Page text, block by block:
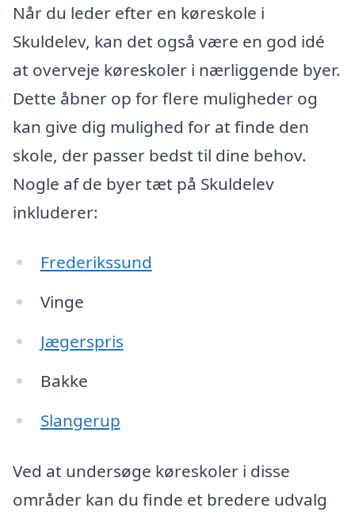
Når du leder efter en køreskole i
Skuldelev, kan det også være en god idé
at overveje køreskoler i nærliggende byer.
Dette åbner op for flere muligheder og
kan give dig mulighed for at finde den
skole, der passer bedst til dine behov.
Nogle af de byer tæt på Skuldelev
inkluderer:
Frederikssund
Vinge
Jægerspris
Bakke
Slangerup
Ved at undersøge køreskoler i disse
områder kan du finde et bredere udvalg